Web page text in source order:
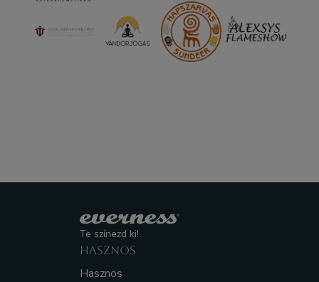
Te színezd ki!
HASZNOS
Hasznos